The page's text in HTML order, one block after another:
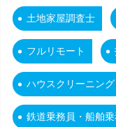
土地家屋調査士
フルリモート
ハウスクリーニング
鉄道乗務員・船舶乗